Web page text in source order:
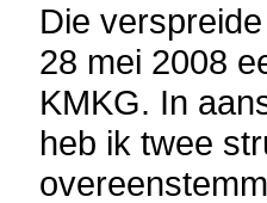
Die
28 mei 2008
KMKG. In
heb ik twee